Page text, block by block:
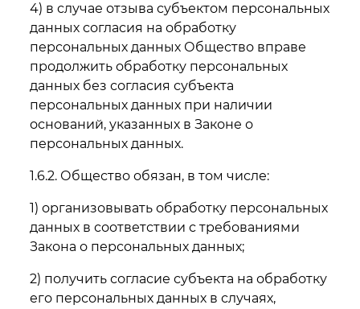
4) в случае отзыва субъектом персональных
данных согласия на обработку
персональных данных Общество вправе
продолжить обработку персональных
данных без согласия субъекта
персональных данных при наличии
оснований, указанных в Законе о
персональных данных.
1.6.2. Общество обязан, в том числе:
1) организовывать обработку персональных
данных в соответствии с требованиями
Закона о персональных данных;
2) получить согласие субъекта на обработку
его персональных данных в случаях,